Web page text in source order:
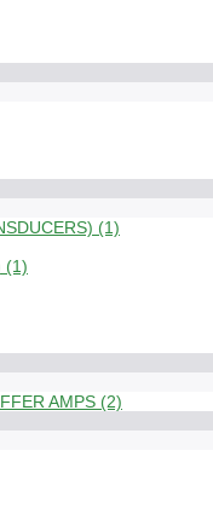
(1)
(1)
AMPS (2)